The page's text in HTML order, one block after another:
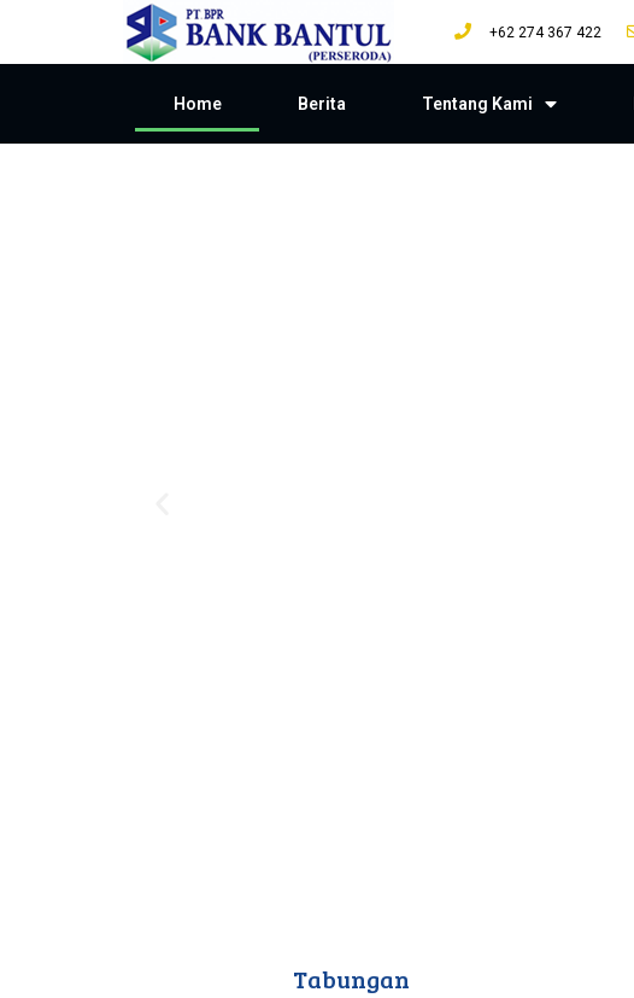
+62 274 367 422
Home Berita Tentang Kami
Tabungan